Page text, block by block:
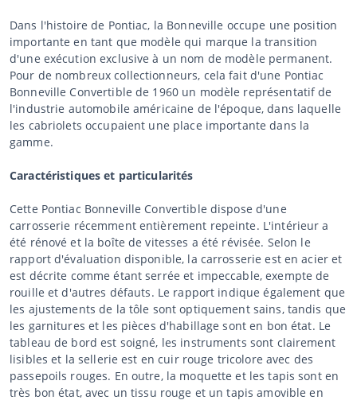
Dans l'histoire de Pontiac, la Bonneville occupe une position
importante en tant que modèle qui marque la transition
d'une exécution exclusive à un nom de modèle permanent.
Pour de nombreux collectionneurs, cela fait d'une Pontiac
Bonneville Convertible de 1960 un modèle représentatif de
l'industrie automobile américaine de l'époque, dans laquelle
les cabriolets occupaient une place importante dans la
gamme.
Caractéristiques et particularités
Cette Pontiac Bonneville Convertible dispose d'une
carrosserie récemment entièrement repeinte. L'intérieur a
été rénové et la boîte de vitesses a été révisée. Selon le
rapport d'évaluation disponible, la carrosserie est en acier et
est décrite comme étant serrée et impeccable, exempte de
rouille et d'autres défauts. Le rapport indique également que
les ajustements de la tôle sont optiquement sains, tandis que
les garnitures et les pièces d'habillage sont en bon état. Le
tableau de bord est soigné, les instruments sont clairement
lisibles et la sellerie est en cuir rouge tricolore avec des
passepoils rouges. En outre, la moquette et les tapis sont en
très bon état, avec un tissu rouge et un tapis amovible en